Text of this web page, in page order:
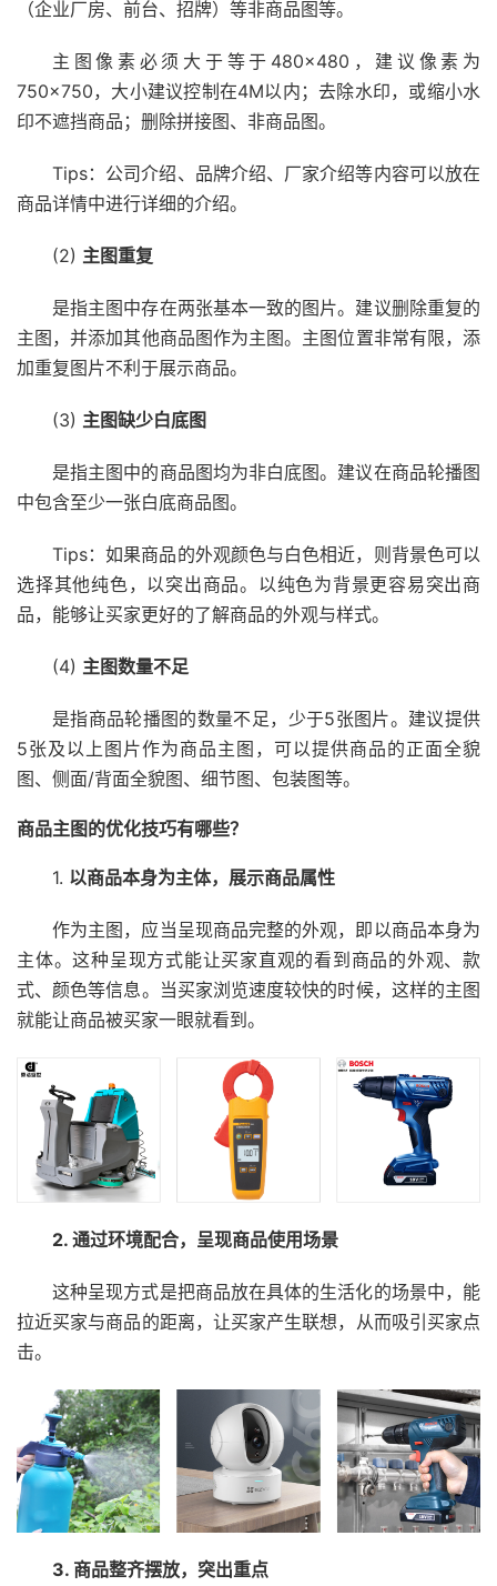
（企业厂房、前台、招牌）等非商品图等。
主图像素必须大于等于480×480，建议像素为
750×750，大小建议控制在4M以内；去除水印，或缩小水
印不遮挡商品；删除拼接图、非商品图。
Tips：公司介绍、品牌介绍、厂家介绍等内容可以放在
商品详情中进行详细的介绍。
(2) 主图重复
是指主图中存在两张基本一致的图片。建议删除重复的
主图，并添加其他商品图作为主图。主图位置非常有限，添
加重复图片不利于展示商品。
(3) 主图缺少白底图
是指主图中的商品图均为非白底图。建议在商品轮播图
中包含至少一张白底商品图。
Tips：如果商品的外观颜色与白色相近，则背景色可以
选择其他纯色，以突出商品。以纯色为背景更容易突出商
品，能够让买家更好的了解商品的外观与样式。
(4) 主图数量不足
是指商品轮播图的数量不足，少于5张图片。建议提供
5张及以上图片作为商品主图，可以提供商品的正面全貌
图、侧面/背面全貌图、细节图、包装图等。
商品主图的优化技巧有哪些？
1. 以商品本身为主体，展示商品属性
作为主图，应当呈现商品完整的外观，即以商品本身为
主体。这种呈现方式能让买家直观的看到商品的外观、款
式、颜色等信息。当买家浏览速度较快的时候，这样的主图
就能让商品被买家一眼就看到。
2. 通过环境配合，呈现商品使用场景
这种呈现方式是把商品放在具体的生活化的场景中，能
拉近买家与商品的距离，让买家产生联想，从而吸引买家点
击。
3. 商品整齐摆放，突出重点